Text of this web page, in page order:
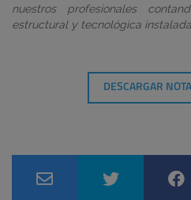
nuestros profesionales
estructural y tecnológica
DESCARGAR